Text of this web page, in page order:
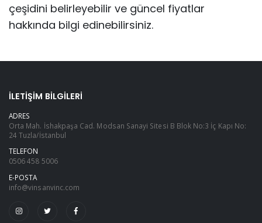
çeşidini belirleyebilir ve güncel fiyatlar
hakkında bilgi edinebilirsiniz.
İLETIŞIM BILGILERI
ADRES
Orta Mah. İshakpaşa Cad. Modsan Sanayi Sitesi B Blok No:3 İç Kapı No:
24 Tuzla/İstanbul
TELEFON
0506 458 5006
E-POSTA
info@vinsanvinc.com